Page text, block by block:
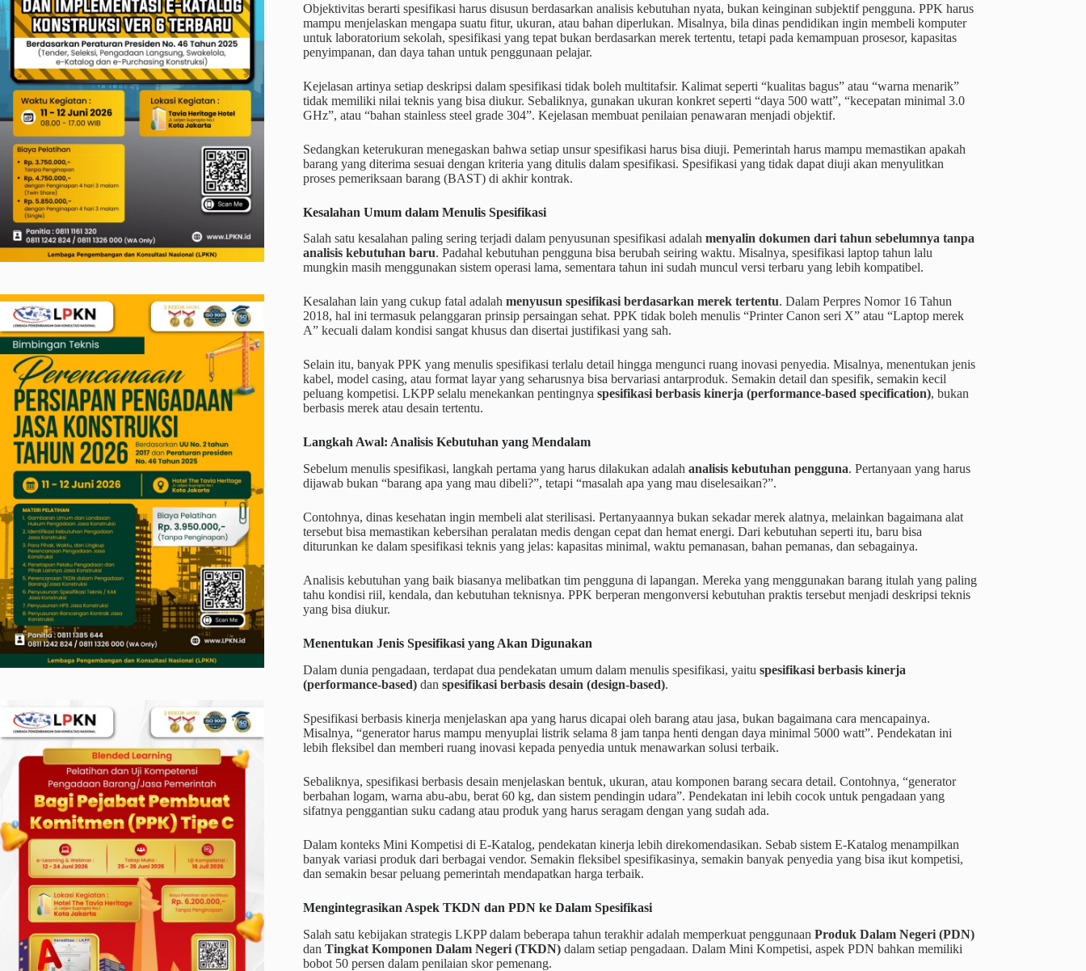
Objektivitas berarti spesifikasi harus disusun berdasarkan analisis kebutuhan nyata, bukan keinginan subjektif pengguna. PPK harus
mampu menjelaskan mengapa suatu fitur, ukuran, atau bahan diperlukan. Misalnya, bila dinas pendidikan ingin membeli komputer
untuk laboratorium sekolah, spesifikasi yang tepat bukan berdasarkan merek tertentu, tetapi pada kemampuan prosesor, kapasitas
penyimpanan, dan daya tahan untuk penggunaan pelajar.
Kejelasan artinya setiap deskripsi dalam spesifikasi tidak boleh multitafsir. Kalimat seperti “kualitas bagus” atau “warna menarik”
tidak memiliki nilai teknis yang bisa diukur. Sebaliknya, gunakan ukuran konkret seperti “daya 500 watt”, “kecepatan minimal 3.0
GHz”, atau “bahan stainless steel grade 304”. Kejelasan membuat penilaian penawaran menjadi objektif.
Sedangkan keterukuran menegaskan bahwa setiap unsur spesifikasi harus bisa diuji. Pemerintah harus mampu memastikan apakah
barang yang diterima sesuai dengan kriteria yang ditulis dalam spesifikasi. Spesifikasi yang tidak dapat diuji akan menyulitkan
proses pemeriksaan barang (BAST) di akhir kontrak.
Kesalahan Umum dalam Menulis Spesifikasi
Salah satu kesalahan paling sering terjadi dalam penyusunan spesifikasi adalah menyalin dokumen dari tahun sebelumnya tanpa
analisis kebutuhan baru. Padahal kebutuhan pengguna bisa berubah seiring waktu. Misalnya, spesifikasi laptop tahun lalu
mungkin masih menggunakan sistem operasi lama, sementara tahun ini sudah muncul versi terbaru yang lebih kompatibel.
Kesalahan lain yang cukup fatal adalah menyusun spesifikasi berdasarkan merek tertentu. Dalam Perpres Nomor 16 Tahun
2018, hal ini termasuk pelanggaran prinsip persaingan sehat. PPK tidak boleh menulis “Printer Canon seri X” atau “Laptop merek
A” kecuali dalam kondisi sangat khusus dan disertai justifikasi yang sah.
Selain itu, banyak PPK yang menulis spesifikasi terlalu detail hingga mengunci ruang inovasi penyedia. Misalnya, menentukan jenis
kabel, model casing, atau format layar yang seharusnya bisa bervariasi antarproduk. Semakin detail dan spesifik, semakin kecil
peluang kompetisi. LKPP selalu menekankan pentingnya spesifikasi berbasis kinerja (performance-based specification), bukan
berbasis merek atau desain tertentu.
Langkah Awal: Analisis Kebutuhan yang Mendalam
Sebelum menulis spesifikasi, langkah pertama yang harus dilakukan adalah analisis kebutuhan pengguna. Pertanyaan yang harus
dijawab bukan “barang apa yang mau dibeli?”, tetapi “masalah apa yang mau diselesaikan?”.
Contohnya, dinas kesehatan ingin membeli alat sterilisasi. Pertanyaannya bukan sekadar merek alatnya, melainkan bagaimana alat
tersebut bisa memastikan kebersihan peralatan medis dengan cepat dan hemat energi. Dari kebutuhan seperti itu, baru bisa
diturunkan ke dalam spesifikasi teknis yang jelas: kapasitas minimal, waktu pemanasan, bahan pemanas, dan sebagainya.
Analisis kebutuhan yang baik biasanya melibatkan tim pengguna di lapangan. Mereka yang menggunakan barang itulah yang paling
tahu kondisi riil, kendala, dan kebutuhan teknisnya. PPK berperan mengonversi kebutuhan praktis tersebut menjadi deskripsi teknis
yang bisa diukur.
Menentukan Jenis Spesifikasi yang Akan Digunakan
Dalam dunia pengadaan, terdapat dua pendekatan umum dalam menulis spesifikasi, yaitu spesifikasi berbasis kinerja
(performance-based)dan spesifikasi berbasis desain (design-based).
Spesifikasi berbasis kinerja menjelaskan apa yang harus dicapai oleh barang atau jasa, bukan bagaimana cara mencapainya.
Misalnya, “generator harus mampu menyuplai listrik selama 8 jam tanpa henti dengan daya minimal 5000 watt”. Pendekatan ini
lebih fleksibel dan memberi ruang inovasi kepada penyedia untuk menawarkan solusi terbaik.
Sebaliknya, spesifikasi berbasis desain menjelaskan bentuk, ukuran, atau komponen barang secara detail. Contohnya, “generator
berbahan logam, warna abu-abu, berat 60 kg, dan sistem pendingin udara”. Pendekatan ini lebih cocok untuk pengadaan yang
sifatnya penggantian suku cadang atau produk yang harus seragam dengan yang sudah ada.
Dalam konteks Mini Kompetisi di E-Katalog, pendekatan kinerja lebih direkomendasikan. Sebab sistem E-Katalog menampilkan
banyak variasi produk dari berbagai vendor. Semakin fleksibel spesifikasinya, semakin banyak penyedia yang bisa ikut kompetisi,
dan semakin besar peluang pemerintah mendapatkan harga terbaik.
Mengintegrasikan Aspek TKDN dan PDN ke Dalam Spesifikasi
Salah satu kebijakan strategis LKPP dalam beberapa tahun terakhir adalah memperkuat penggunaan Produk Dalam Negeri (PDN)
dan Tingkat Komponen Dalam Negeri (TKDN)dalam setiap pengadaan. Dalam Mini Kompetisi, aspek PDN bahkan memiliki
bobot 50 persen dalam penilaian skor pemenang.